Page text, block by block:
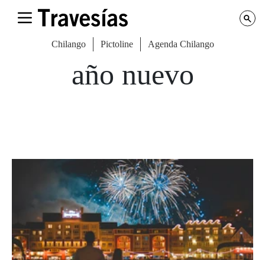
Chilango Pictoline Agenda Chilango
año nuevo